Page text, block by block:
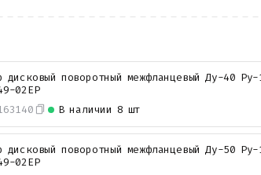
В наличии 8 шт
дисковый поворотный межфланцевый Ду-40
02EP
дисковый поворотный межфланцевый Ду-50
02EP